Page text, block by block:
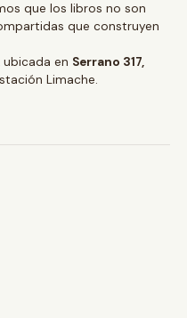
que los libros no son
que construyen
ubicada en Serrano 317,
Limache.